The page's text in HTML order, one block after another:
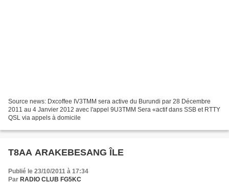
Source news: Dxcoffee IV3TMM sera active du Burundi par 28 Décembre
2011 au 4 Janvier 2012 avec l'appel 9U3TMM Sera «actif dans SSB et RTTY
QSL via appels à domicile
T8AA ARAKEBESANG ÎLE
Publié le 23/10/2011 à 17:34
Par RADIO CLUB FG5KC